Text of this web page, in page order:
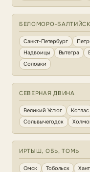
БЕЛОМОРО-
Санкт-Петербург
Надвоицы
Вытегра
Соловки
СЕВЕРНАЯ ДВИНА
Великий Устюг Котлас
Сольвычегодск
ИРТЫШ, ОБЬ, ТОМЬ
Омск Тобольск